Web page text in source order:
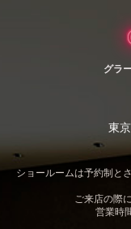
グラ
東
ショールームは予約制と
ご来店の際
営業時